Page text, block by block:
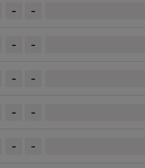
- -
- -
- -
- -
- -